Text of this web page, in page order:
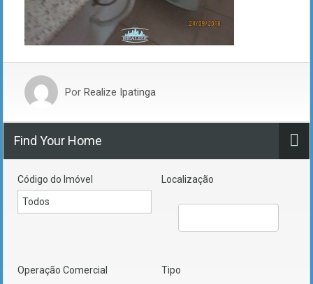
Por Realize Ipatinga
Find Your Home
Código do Imóvel Localização
Operação Comercial Tipo